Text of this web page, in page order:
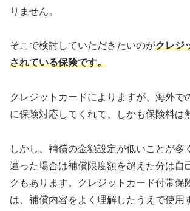
りません。
そこで検討していただきたいのがクレジ
されている保険です。
クレジットカードによりますが、海外で
に保険対応してくれて、しかも保険料は
しかし、補償の金額設定が低いことが多
遭った場合は補償限度額を超えた分は自
クもあります。クレジットカード付帯保
は、補償内容をよく理解したうえで使用